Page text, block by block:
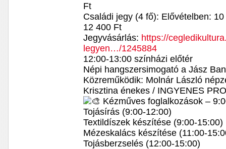
Ft
Családi jegy (4 fő): Elővételben:
12 400 Ft
Jegyvásárlás: https://
legyen…/1245884
12:00-13:00 színházi előtér
Népi hangszersimogató a Jász
Közreműködik: Molnár László
Krisztina énekes / INGYENES
Kézműves foglalkozások –
Tojásírás (9:00-12:00)
Textildíszek készítése (9:00-15:00)
Mézeskalács készítése (11:00-
Tojásberzselés (12:00-15:00)